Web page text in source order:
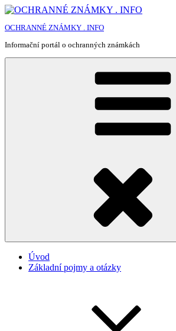
Přejít
obsahu
webu
OCHRANNÉ ZNÁMKY . INFO
Informační portál o ochranných známkách
Úvod
Základní pojmy a otázky